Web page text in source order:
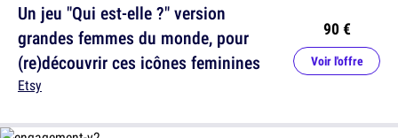
Un jeu "Qui est-elle ?" version
grandes femmes du monde, pour
(re)découvrir ces icônes feminines
Etsy
90 €
Voir l'offre